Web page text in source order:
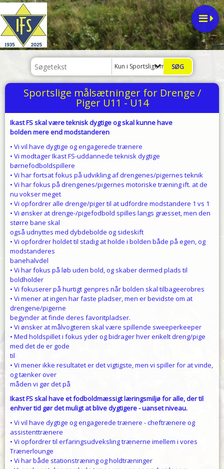
Kun i Sportslige målsætninger for
Sportslige målsætninger for Drenge /
Piger U11 - U14
Ikast FS skal være teknisk dygtige og skal kunne have
bolden mere end modstanderen
• Vi vil have dygtige og engagerede trænere
• Vi modtager Ikast FS-uddannede teknisk dygtige
børnefodboldspillere
• Vi har fortsat fokus på udvikling af drengenes/pigernes teknik
• Vi har fokus på drengenes/pigernes motoriske træning ift. at de
nu vokser meget
• Vi opfordrer alle drenge/piger til at udfordre modstandere 1 vs 1
• Vi ønsker at drenge-/pigefodbold spilles langs græsset, men den
større bane skal
også udnyttes med dybdebolde og sideskift
• Vi opfordrer holdet til stadig at holde i bolden både på egen, og
modstanderes
banehalvdel
• Vi har fokus på løb uden bold, og skaber dermed plads til
boldholder
• Vi fokuserer på hurtigt genpres når bolden skal tilbageerobres
• Vi mener at ingen har faste pladser, men er bevidste om at
drengene/pigerne
begynder at finde deres favoritpladser.
• Vi ønsker at målvogteren skal være spillende sweeperkeeper
• Med holdspillet i fokus yder og bidrager hver enkelt dreng/pige
med det de er gode
til
• Vi mener ikke resultatet er det vigtigste, men vi spiller for at vinde,
og tænker over
måden vi gør det på
Ikast FS skal have et fodboldmæssigt læringsmiljø for alle, der til
enhver tid gør det muligt at blive dygtigere - uanset niveau.
• Vi vil have dygtige og engagerede trænere - cheftrænere og
assistenttrænere
• Vi opfordrer til erfaringsudveksling trænerne imellem i vores
Trænerlounge
• Vi har både stationstræning og holdtræninger